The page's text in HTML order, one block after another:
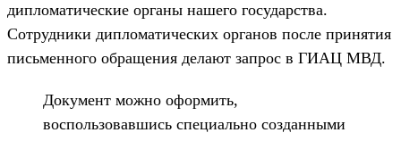
дипломатические органы нашего государства.
Сотрудники дипломатических органов после принятия
письменного обращения делают запрос в ГИАЦ МВД.
Документ можно оформить,
воспользовавшись специально созданными